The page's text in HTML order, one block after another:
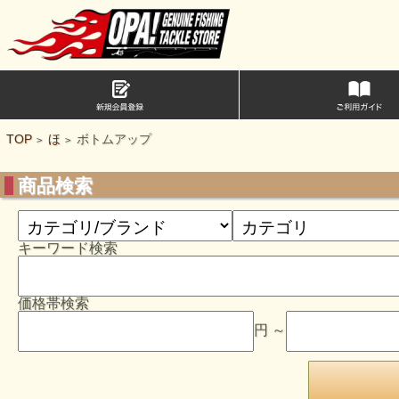
TOP > ほ > ボトムアップ
商品検索
キーワード検索
価格帯検索
円 ～